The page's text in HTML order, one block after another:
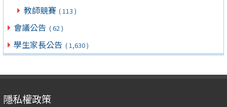
教師競賽 ( 113 )
會議公告 ( 62 )
學生家長公告 ( 1,630 )
隱私權政策